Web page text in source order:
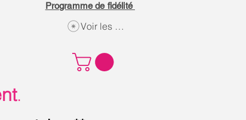
Programme de fidélité
Voir les points
.